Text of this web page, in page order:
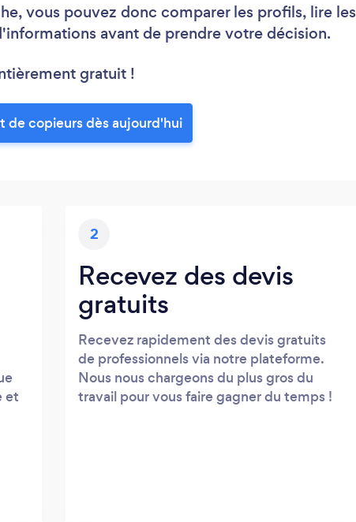
vous pouvez donc comparer les profils, lire les
avant de prendre votre décision.
gratuit !
de copieurs dès aujourd'hui
et
2
Recevez des devis
gratuits
Recevez rapidement des devis gratuits
de professionnels via notre plateforme.
Nous nous chargeons du plus gros du
travail pour vous faire gagner du temps !